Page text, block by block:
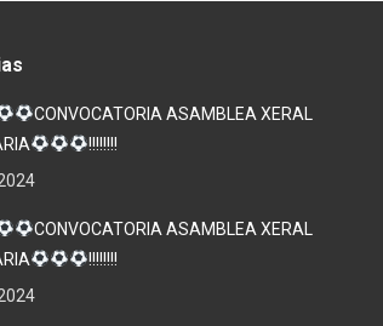
CONVOCATORIA ASAMBLEA XERAL
!!!!!!!!
CONVOCATORIA ASAMBLEA XERAL
!!!!!!!!